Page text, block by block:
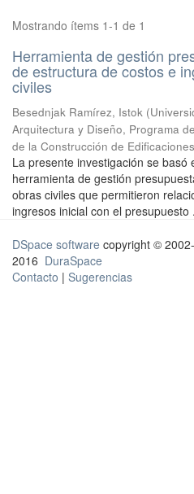
Mostrando ítems 1-1 de 1
Herramienta de gestión
de estructura de costos e
civiles
Besednjak Ramírez, Istok (
Arquitectura y Diseño, Programa
de la Construcción de Edificaciones
La presente investigación se basó
herramienta de gestión
obras civiles que permitieron
ingresos inicial con el presupuesto
DSpace software copyright © 2002-
2016 DuraSpace
Contacto | Sugerencias